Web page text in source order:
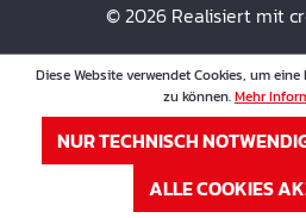
© 2026 Realisiert mit
Diese Website verwendet Cookies, um
zu können.Mehr
NUR TECHNISCH
ALLE COOKIES